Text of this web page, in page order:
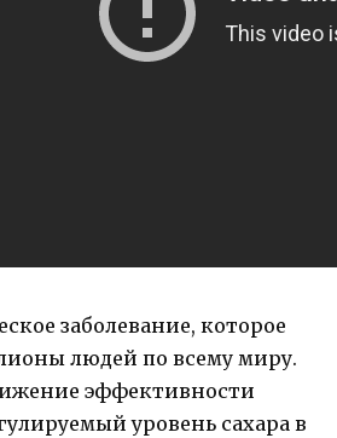
заболевание, которое
людей по всему миру.
эффективности
уровень сахара в